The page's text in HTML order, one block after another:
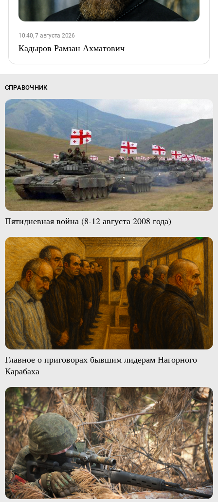
10:40, 7 августа 2026
Кадыров Рамзан Ахматович
СПРАВОЧНИК
Пятидневная война (8-12 августа 2008 года)
Главное о приговорах бывшим лидерам Нагорного
Карабаха